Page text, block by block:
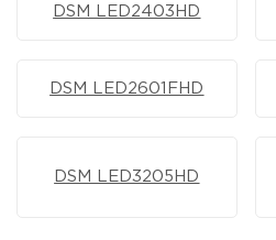
DSM LED2403HD
DSM LED2601FHD
DSM LED3205HD